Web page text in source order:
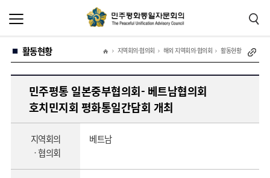
활동현황 지역회의·협의회 해외 지역회의·협의회 활동현황
민주평통 일본중부협의회- 베트남협의회
호치민지회 평화통일간담회 개최
지역회의
ㆍ협의회
베트남